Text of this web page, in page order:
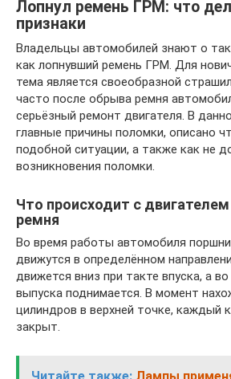
Лопнул ремень ГРМ: что
признаки
Владельцы автомобилей знают о
как лопнувший ремень ГРМ. Для
тема является своеобразной
часто после обрыва ремня
серьёзный ремонт двигателя. В
главные причины поломки, описано
подобной ситуации, а также как не
возникновения поломки.
Что происходит с
ремня
Во время работы автомобиля поршни
движутся в определённом
движется вниз при такте впуска, а
выпуска поднимается. В момент
цилиндров в верхней точке, каждый
закрыт.
Читайте также: Лампы